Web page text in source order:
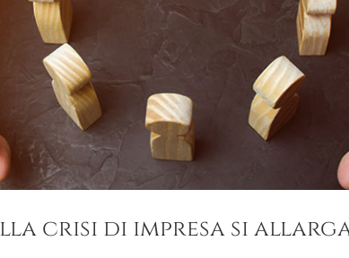
crisi di impresa si